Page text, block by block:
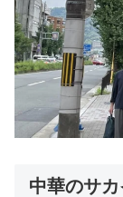
中華のサ